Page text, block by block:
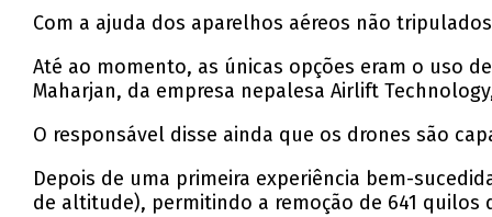
Com a ajuda dos aparelhos aéreos não
Até ao momento, as únicas opções eram o uso
Maharjan, da empresa nepalesa Airlift
O responsável disse ainda que os drones são
Depois de uma primeira experiência bem-
de altitude), permitindo a remoção de 641 quilos